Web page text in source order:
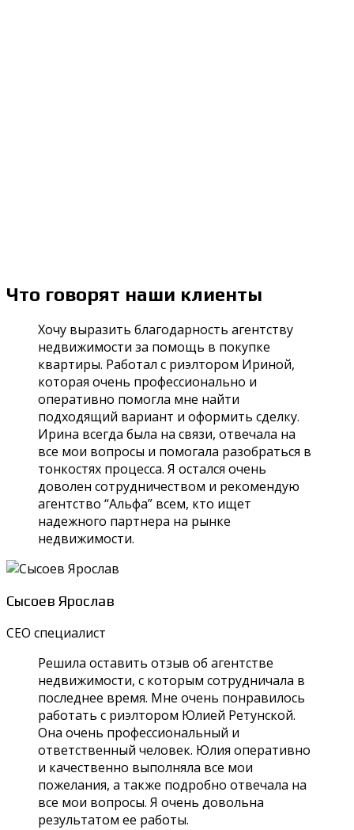
Что говорят наши клиенты
Хочу выразить благодарность агентству
недвижимости за помощь в покупке
квартиры. Работал с риэлтором Ириной,
которая очень профессионально и
оперативно помогла мне найти
подходящий вариант и оформить сделку.
Ирина всегда была на связи, отвечала на
все мои вопросы и помогала разобраться в
тонкостях процесса. Я остался очень
доволен сотрудничеством и рекомендую
агентство “Альфа” всем, кто ищет
надежного партнера на рынке
недвижимости.
Сысоев Ярослав
СЕО специалист
Решила оставить отзыв об агентстве
недвижимости, с которым сотрудничала в
последнее время. Мне очень понравилось
работать с риэлтором Юлией Ретунской.
Она очень профессиональный и
ответственный человек. Юлия оперативно
и качественно выполняла все мои
пожелания, а также подробно отвечала на
все мои вопросы. Я очень довольна
результатом ее работы.